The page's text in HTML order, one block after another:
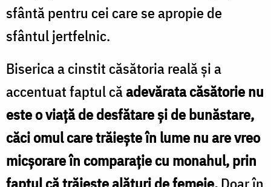
sfântă pentru cei care se apropie de
sfântul jertfelnic.
Biserica a cinstit căsătoria reală şi a
accentuat faptul căadevărata căsătorie nu
este o viaţă de desfătare şi de bunăstare,
căci omul care trăieşte în lume nu are vreo
micşorare în comparaţie cu monahul, prin